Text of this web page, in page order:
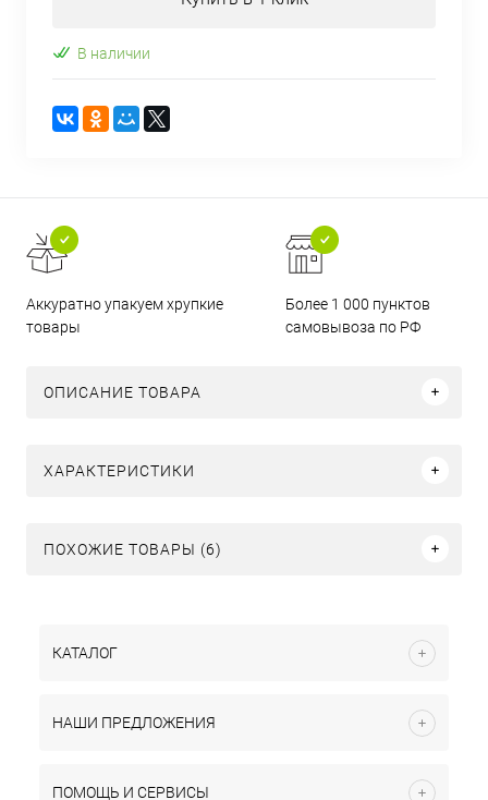
В наличии
Аккуратно упакуем хрупкие
товары
Более 1 000 пунктов
самовывоза по РФ
ОПИСАНИЕ ТОВАРА
ХАРАКТЕРИСТИКИ
ПОХОЖИЕ ТОВАРЫ (6)
КАТАЛОГ
НАШИ ПРЕДЛОЖЕНИЯ
ПОМОЩЬ И СЕРВИСЫ